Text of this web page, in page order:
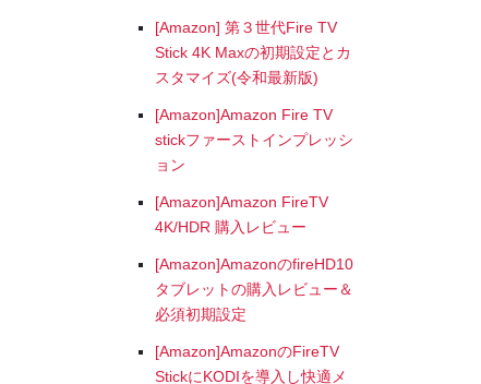
[Amazon] 第３世代Fire TV
Stick 4K Maxの初期設定とカ
スタマイズ(令和最新版)
[Amazon]Amazon Fire TV
stickファーストインプレッシ
ョン
[Amazon]Amazon FireTV
4K/HDR 購入レビュー
[Amazon]AmazonのfireHD10
タブレットの購入レビュー＆
必須初期設定
[Amazon]AmazonのFireTV
StickにKODIを導入し快適メ